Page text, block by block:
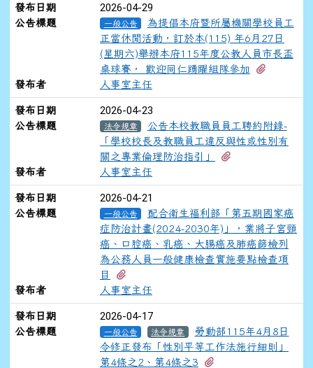
發布日期 2026-04-29
公告標題 一般公告
為提倡本府暨所屬機關學校員工
正當休閒活動，訂於本(115) 年6月27日
(星期六)舉辦本府115年度公教人員市長盃
桌球賽， 歡迎同仁踴躍組隊參加
發布者
人事室主任
發布日期 2026-04-23
公告標題 法令規章
公告本校教職員員工聘約附錄-
「學校校長及教職員工違反與性或性別有
關之專業倫理防治指引」
發布者
人事室主任
發布日期 2026-04-21
公告標題 一般公告
配合衛生福利部「第五期國家癌
症防治計畫(2024-2030年)」，業將子宮頸
癌、口腔癌、乳癌、大腸癌及肺癌篩檢列
為公務人員一般健康檢查實施要點檢查項
目
發布者
人事室主任
發布日期 2026-04-17
公告標題 一般公告 法令規章
勞動部115年4月8日
令修正發布「性別平等工作法施行細則」
第4條之2、第4條之3